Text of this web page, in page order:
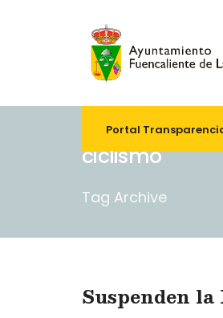
Portal
ciclismo
Tag Archive
Suspenden